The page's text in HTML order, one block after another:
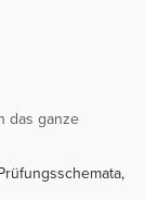
das ganze